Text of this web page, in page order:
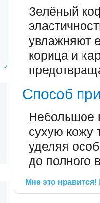
Зелёный
увлажняют
корица и
Способ
Небольшое
сухую кожу
уделяя
до полного
Мне это нравится!